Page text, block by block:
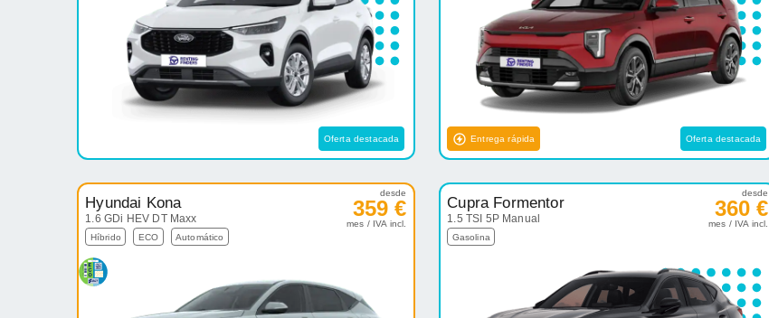
Oferta destacada Entrega rápida Oferta destacada
Hyundai Kona
1.6 GDi HEV DT Maxx
Híbrido ECO Automático
desde
359 €
mes / IVA incl.
Cupra Formentor
1.5 TSI 5P Manual
Gasolina
desde
360 €
mes / IVA incl.